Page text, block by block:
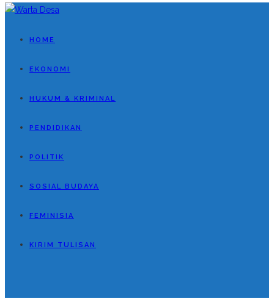
HOME
EKONOMI
HUKUM & KRIMINAL
PENDIDIKAN
POLITIK
SOSIAL BUDAYA
FEMINISIA
KIRIM TULISAN